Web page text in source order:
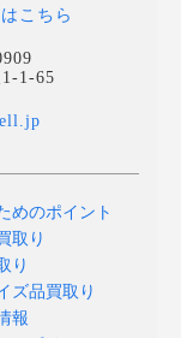
こちら
1-65
めのポイント
取り
り
ズ品買取り
報